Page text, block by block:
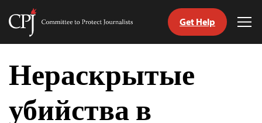
Skip
content
Committee
Get Help
Нераскрытые